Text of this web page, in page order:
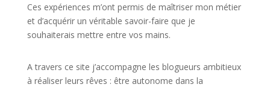
Ces expériences m’ont permis de maîtriser mon métier
et d’acquérir un véritable savoir-faire que je
souhaiterais mettre entre vos mains.
A travers ce site j’accompagne les blogueurs ambitieux
à réaliser leurs rêves : être autonome dans la